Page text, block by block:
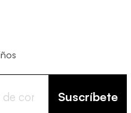
Suscríbete